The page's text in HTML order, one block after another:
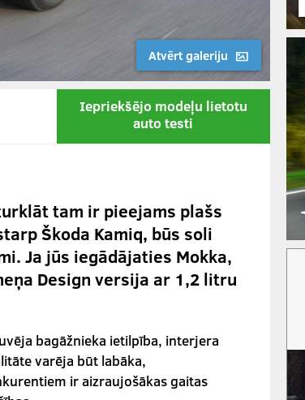
Atvērt galeriju
Iepriekšējo modeļu lietotu
auto testi
tam ir pieejams plašs
Škoda Kamiq, būs soli
Ja jūs iegādājaties Mokka,
Design versija ar 1,2 litru
bagāžnieka ietilpība, interjera
varēja būt labāka,
ir aizraujošākas gaitas